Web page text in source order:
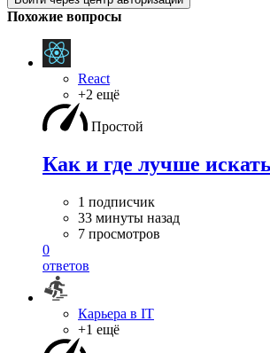
Похожие вопросы
React
+2 ещё
Простой
Как и где лучше
1 подписчик
33 минуты назад
7 просмотров
0
ответов
Карьера в IT
+1 ещё